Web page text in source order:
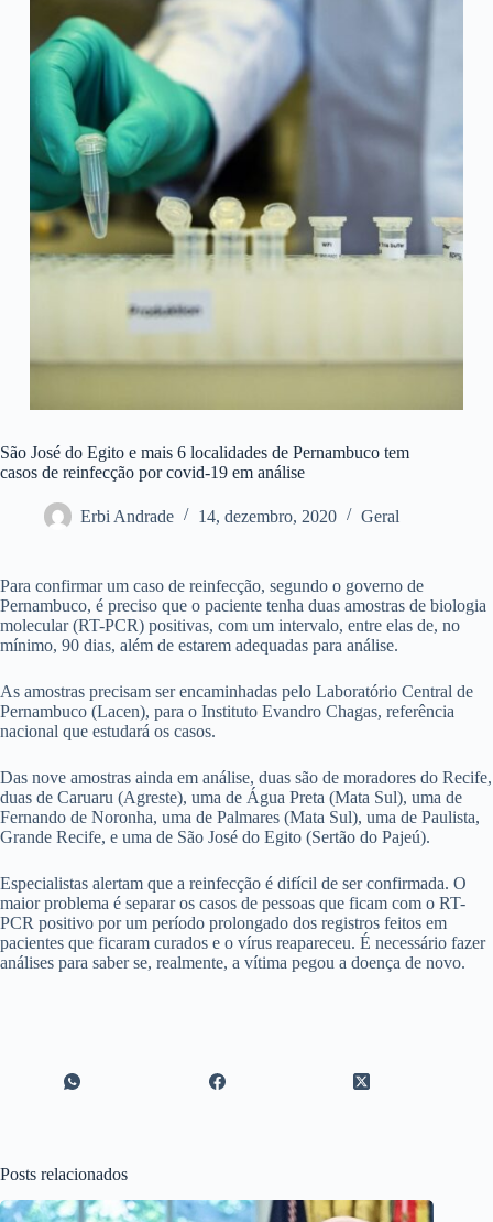
São José do Egito e mais 6 localidades de Pernambuco tem
casos de reinfecção por covid-19 em análise
Erbi Andrade 14, dezembro, 2020 Geral
Para confirmar um caso de reinfecção, segundo o governo de
Pernambuco, é preciso que o paciente tenha duas amostras de biologia
molecular (RT-PCR) positivas, com um intervalo, entre elas de, no
mínimo, 90 dias, além de estarem adequadas para análise.
As amostras precisam ser encaminhadas pelo Laboratório Central de
Pernambuco (Lacen), para o Instituto Evandro Chagas, referência
nacional que estudará os casos.
Das nove amostras ainda em análise, duas são de moradores do Recife,
duas de Caruaru (Agreste), uma de Água Preta (Mata Sul), uma de
Fernando de Noronha, uma de Palmares (Mata Sul), uma de Paulista,
Grande Recife, e uma de São José do Egito (Sertão do Pajeú).
Especialistas alertam que a reinfecção é difícil de ser confirmada. O
maior problema é separar os casos de pessoas que ficam com o RT-
PCR positivo por um período prolongado dos registros feitos em
pacientes que ficaram curados e o vírus reapareceu. É necessário fazer
análises para saber se, realmente, a vítima pegou a doença de novo.
Posts relacionados